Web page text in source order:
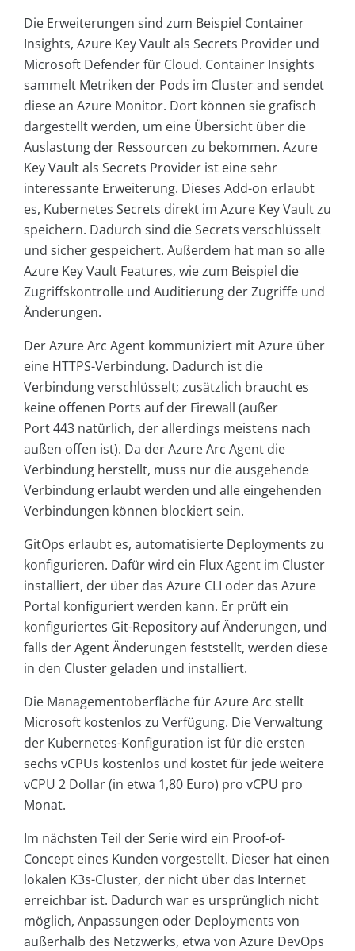
Die Erweiterungen sind zum Beispiel Container
Insights, Azure Key Vault als Secrets Provider und
Microsoft Defender für Cloud. Container Insights
sammelt Metriken der Pods im Cluster and sendet
diese an Azure Monitor. Dort können sie grafisch
dargestellt werden, um eine Übersicht über die
Auslastung der Ressourcen zu bekommen. Azure
Key Vault als Secrets Provider ist eine sehr
interessante Erweiterung. Dieses Add-on erlaubt
es, Kubernetes Secrets direkt im Azure Key Vault zu
speichern. Dadurch sind die Secrets verschlüsselt
und sicher gespeichert. Außerdem hat man so alle
Azure Key Vault Features, wie zum Beispiel die
Zugriffskontrolle und Auditierung der Zugriffe und
Änderungen.
Der Azure Arc Agent kommuniziert mit Azure über
eine HTTPS-Verbindung. Dadurch ist die
Verbindung verschlüsselt; zusätzlich braucht es
keine offenen Ports auf der Firewall (außer
Port 443 natürlich, der allerdings meistens nach
außen offen ist). Da der Azure Arc Agent die
Verbindung herstellt, muss nur die ausgehende
Verbindung erlaubt werden und alle eingehenden
Verbindungen können blockiert sein.
GitOps erlaubt es, automatisierte Deployments zu
konfigurieren. Dafür wird ein Flux Agent im Cluster
installiert, der über das Azure CLI oder das Azure
Portal konfiguriert werden kann. Er prüft ein
konfiguriertes Git-Repository auf Änderungen, und
falls der Agent Änderungen feststellt, werden diese
in den Cluster geladen und installiert.
Die Managementoberfläche für Azure Arc stellt
Microsoft kostenlos zu Verfügung. Die Verwaltung
der Kubernetes-Konfiguration ist für die ersten
sechs vCPUs kostenlos und kostet für jede weitere
vCPU 2 Dollar (in etwa 1,80 Euro) pro vCPU pro
Monat.
Im nächsten Teil der Serie wird ein Proof-of-
Concept eines Kunden vorgestellt. Dieser hat einen
lokalen K3s-Cluster, der nicht über das Internet
erreichbar ist. Dadurch war es ursprünglich nicht
möglich, Anpassungen oder Deployments von
außerhalb des Netzwerks, etwa von Azure DevOps